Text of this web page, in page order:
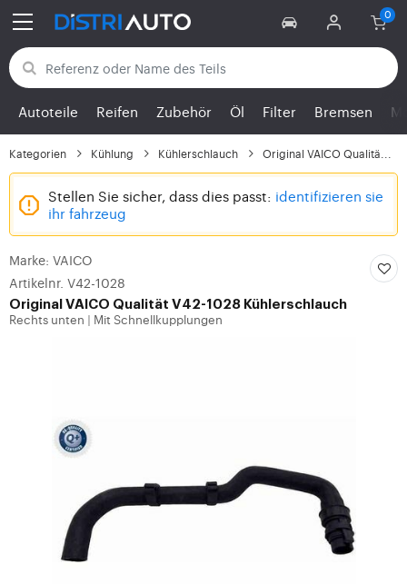
Zurück zu den Kategorien
Autoteile Reifen Zubehör Öl Filter Bremsen
Kategorien Kühlung Kühlerschlauch Original VAICO Qualitä...
Stellen Sie sicher, dass dies passt: identifizieren sie
ihr fahrzeug
Marke: VAICO
Artikelnr. V42-1028
Original VAICO Qualität V42-1028 Kühlerschlauch
Rechts unten Mit Schnellkupplungen